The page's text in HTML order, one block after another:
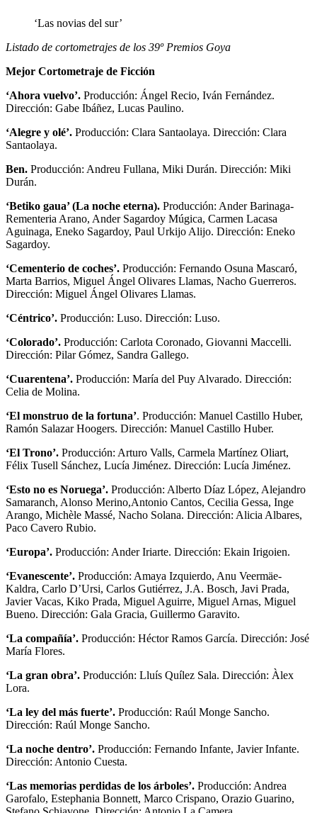
‘Las novias del sur’
Listado de cortometrajes de los 39º Premios Goya
Mejor Cortometraje de Ficción
‘Ahora vuelvo’. Producción: Ángel Recio, Iván Fernández.
Dirección: Gabe Ibáñez, Lucas Paulino.
‘Alegre y olé’. Producción: Clara Santaolaya. Dirección: Clara
Santaolaya.
Ben. Producción: Andreu Fullana, Miki Durán. Dirección: Miki
Durán.
‘Betiko gaua’ (La noche eterna). Producción: Ander Barinaga-
Rementeria Arano, Ander Sagardoy Múgica, Carmen Lacasa
Aguinaga, Eneko Sagardoy, Paul Urkijo Alijo. Dirección: Eneko
Sagardoy.
‘Cementerio de coches’. Producción: Fernando Osuna Mascaró,
Marta Barrios, Miguel Ángel Olivares Llamas, Nacho Guerreros.
Dirección: Miguel Ángel Olivares Llamas.
‘Céntrico’. Producción: Luso. Dirección: Luso.
‘Colorado’. Producción: Carlota Coronado, Giovanni Maccelli.
Dirección: Pilar Gómez, Sandra Gallego.
‘Cuarentena’. Producción: María del Puy Alvarado. Dirección:
Celia de Molina.
‘El monstruo de la fortuna’. Producción: Manuel Castillo Huber,
Ramón Salazar Hoogers. Dirección: Manuel Castillo Huber.
‘El Trono’. Producción: Arturo Valls, Carmela Martínez Oliart,
Félix Tusell Sánchez, Lucía Jiménez. Dirección: Lucía Jiménez.
‘Esto no es Noruega’. Producción: Alberto Díaz López, Alejandro
Samaranch, Alonso Merino,Antonio Cantos, Cecilia Gessa, Inge
Arango, Michèle Massé, Nacho Solana. Dirección: Alicia Albares,
Paco Cavero Rubio.
‘Europa’. Producción: Ander Iriarte. Dirección: Ekain Irigoien.
‘Evanescente’. Producción: Amaya Izquierdo, Anu Veermäe-
Kaldra, Carlo D’Ursi, Carlos Gutiérrez, J.A. Bosch, Javi Prada,
Javier Vacas, Kiko Prada, Miguel Aguirre, Miguel Arnas, Miguel
Bueno. Dirección: Gala Gracia, Guillermo Garavito.
‘La compañía’. Producción: Héctor Ramos García. Dirección: José
María Flores.
‘La gran obra’. Producción: Lluís Quílez Sala. Dirección: Àlex
Lora.
‘La ley del más fuerte’. Producción: Raúl Monge Sancho.
Dirección: Raúl Monge Sancho.
‘La noche dentro’. Producción: Fernando Infante, Javier Infante.
Dirección: Antonio Cuesta.
‘Las memorias perdidas de los árboles’. Producción: Andrea
Garofalo, Estephania Bonnett, Marco Crispano, Orazio Guarino,